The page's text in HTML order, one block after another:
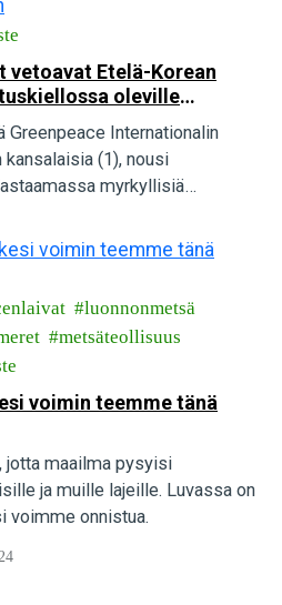
vetoavat Etelä-Korean
oleville
kotiin
Greenpeace Internationalin
(1), nousi
myrkyllisiä
48 tunniksi,eivätkä he saa…
luonnonmetsä
metsäteollisuus
voimin teemme tänä
jotta maailma pysyisi
ja muille lajeille. Luvassa on
voimme onnistua.